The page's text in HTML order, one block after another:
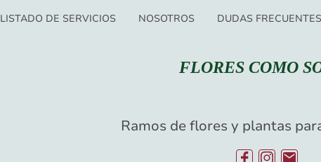
LISTADO DE SERVICIOS NOSOTROS DUDAS FRECUENTES
FLORES COMO
Ramos de flores y plantas